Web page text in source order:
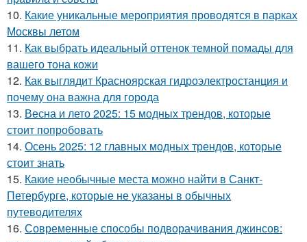
10. Какие уникальные мероприятия проводятся в парках
Москвы летом
11. Как выбрать идеальный оттенок темной помады для
вашего тона кожи
12. Как выглядит Красноярская гидроэлектростанция и
почему она важна для города
13. Весна и лето 2025: 15 модных трендов, которые
стоит попробовать
14. Осень 2025: 12 главных модных трендов, которые
стоит знать
15. Какие необычные места можно найти в Санкт-
Петербурге, которые не указаны в обычных
путеводителях
16. Современные способы подворачивания джинсов: